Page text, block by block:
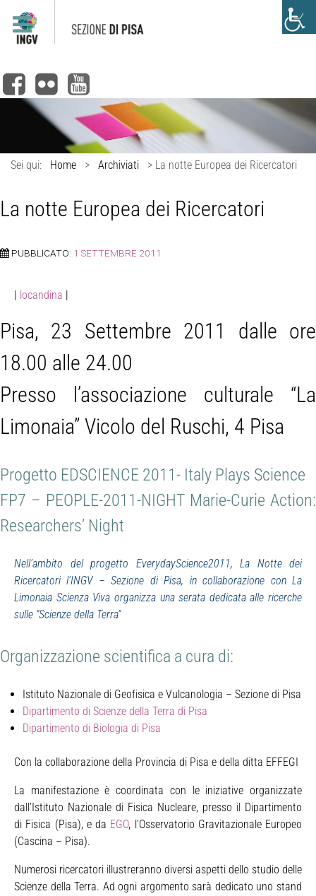
Sei qui: Home > Archiviati > La notte Europea dei Ricercatori
La notte Europea dei Ricercatori
PUBBLICATO: 1 SETTEMBRE 2011
| locandina |
Pisa, 23 Settembre 2011 dalle ore
18.00 alle 24.00
Presso l’associazione culturale “La
Limonaia” Vicolo del Ruschi, 4 Pisa
Progetto EDSCIENCE 2011- Italy Plays Science
FP7 – PEOPLE-2011-NIGHT Marie-Curie Action:
Researchers’ Night
Nell’ambito del progetto EverydayScience2011, La Notte dei
Ricercatori l’INGV – Sezione di Pisa, in collaborazione con La
Limonaia Scienza Viva organizza una serata dedicata alle ricerche
sulle “Scienze della Terra”
Organizzazione scientifica a cura di:
Istituto Nazionale di Geofisica e Vulcanologia – Sezione di Pisa
Dipartimento di Scienze della Terra di Pisa
Dipartimento di Biologia di Pisa
Con la collaborazione della Provincia di Pisa e della ditta EFFEGI
La manifestazione è coordinata con le iniziative organizzate
dall’Istituto Nazionale di Fisica Nucleare, presso il Dipartimento
di Fisica (Pisa), e da EGO, l’Osservatorio Gravitazionale Europeo
(Cascina – Pisa).
Numerosi ricercatori illustreranno diversi aspetti dello studio delle
Scienze della Terra. Ad ogni argomento sarà dedicato uno stand